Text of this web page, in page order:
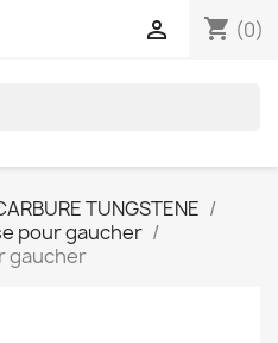
shopping_cart (0)

TUNGSTENE
pour gaucher
gaucher